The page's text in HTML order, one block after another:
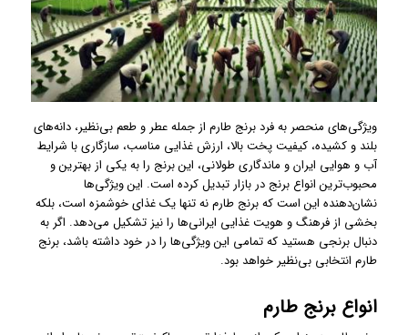
ویژگی‌های منحصر به فرد برنج طارم از جمله عطر و طعم بی‌نظیر، دانه‌های
بلند و کشیده، کیفیت پخت بالا، ارزش غذایی مناسب، سازگاری با شرایط
آب و هوایی ایران و ماندگاری طولانی، این برنج را به یکی از بهترین و
محبوب‌ترین انواع برنج در بازار تبدیل کرده است. این ویژگی‌ها
نشان‌دهنده این است که برنج طارم نه تنها یک غذای خوشمزه است، بلکه
بخشی از فرهنگ و هویت غذایی ایرانی‌ها را نیز تشکیل می‌دهد. اگر به
دنبال برنجی هستید که تمامی این ویژگی‌ها را در خود داشته باشد، برنج
طارم انتخابی بی‌نظیر خواهد بود.
انواع برنج طارم